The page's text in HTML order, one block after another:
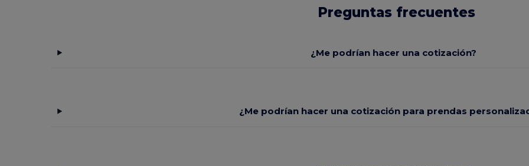
Preguntas frecuentes
¿Me podrían hacer una cotización?
¿Me podrían hacer una cotización para prendas